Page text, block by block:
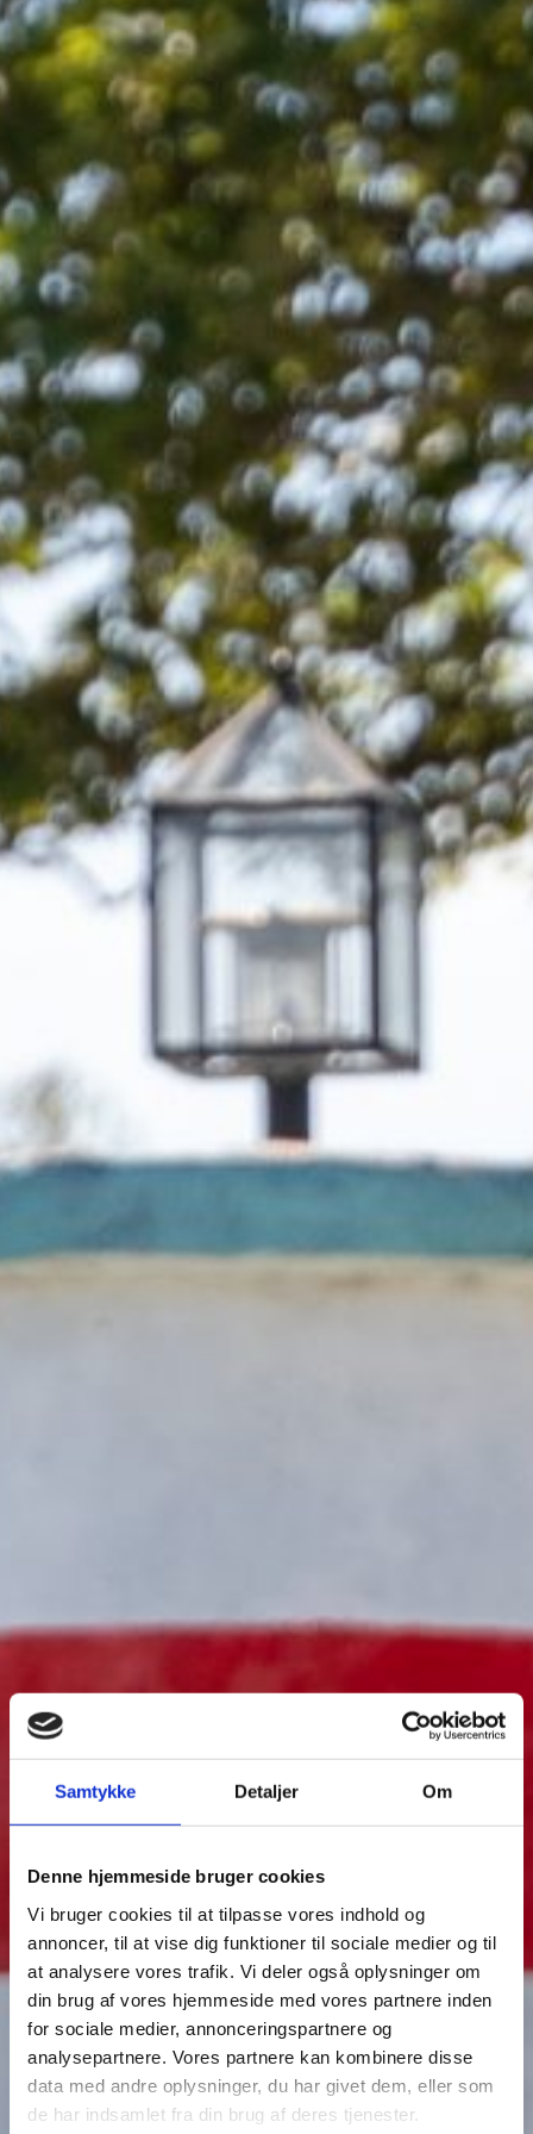
Samtykke Detaljer Om
Denne hjemmeside bruger cookies
Vi bruger cookies til at tilpasse vores indhold og
annoncer, til at vise dig funktioner til sociale medier og til
at analysere vores trafik. Vi deler også oplysninger om
din brug af vores hjemmeside med vores partnere inden
for sociale medier, annonceringspartnere og
analysepartnere. Vores partnere kan kombinere disse
data med andre oplysninger, du har givet dem, eller som
de har indsamlet fra din brug af deres tjenester.
Kronborg Minigolf
Alle dage